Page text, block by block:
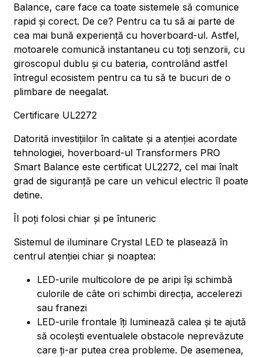
Balance, care face ca toate sistemele să comunice
rapid și corect. De ce? Pentru ca tu să ai parte de
cea mai bună experiență cu hoverboard-ul. Astfel,
motoarele comunică instantaneu cu toți senzorii, cu
giroscopul dublu și cu bateria, controlând astfel
întregul ecosistem pentru ca tu să te bucuri de o
plimbare de neegalat.
Certificare UL2272
Datorită investițiilor în calitate și a atenției acordate
tehnologiei, hoverboard-ul Transformers PRO
Smart Balance este certificat UL2272, cel mai înalt
grad de siguranță pe care un vehicul electric îl poate
detine.
Îl poți folosi chiar și pe întuneric
Sistemul de iluminare Crystal LED te plasează în
centrul atenției chiar și noaptea:
LED-urile multicolore de pe aripi își schimbă
culorile de câte ori schimbi direcția, accelerezi
sau franezi
LED-urile frontale îți luminează calea și te ajută
să ocolești eventualele obstacole neprevăzute
care ți-ar putea crea probleme. De asemenea,